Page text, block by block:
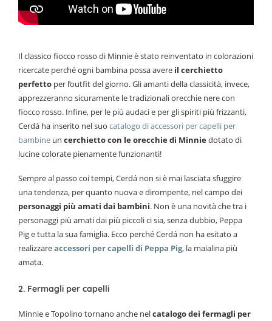
Il classico fiocco rosso di Minnie è stato reinventato in colorazioni
ricercate perché ogni bambina possa avere il cerchietto
perfetto per l’outfit del giorno. Gli amanti della classicità, invece,
apprezzeranno sicuramente le tradizionali orecchie nere con
fiocco rosso. Infine, per le più audaci e per gli spiriti più frizzanti,
Cerdá ha inserito nel suo catalogo di accessori per capelli per
bambine un cerchietto con le orecchie di Minniedotato di
lucine colorate pienamente funzionanti!
Sempre al passo coi tempi, Cerdá non si è mai lasciata sfuggire
una tendenza, per quanto nuova e dirompente, nel campo dei
personaggi più amati dai bambini. Non è una novità che tra i
personaggi più amati dai più piccoli ci sia, senza dubbio, Peppa
Pig e tutta la sua famiglia. Ecco perché Cerdá non ha esitato a
realizzareaccessori per capelli di Peppa Pig, la maialina più
amata.
2. Fermagli per capelli
Minnie e Topolino tornano anche nelcatalogo dei fermagli per